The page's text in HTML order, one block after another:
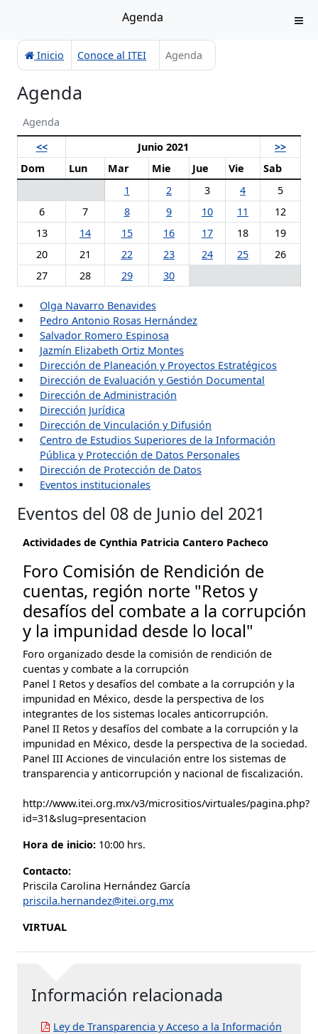
Agenda
Inicio Conoce al ITEI Agenda
Agenda
Agenda
<<
Junio 2021
>>
Dom
Lun Mar Mie Jue Vie
Sab
1
2 3 4
5
6
7 8 9 10 11
12
13
14 15 16 17 18
19
20
21 22 23 24 25
26
27
28 29 30
Olga Navarro Benavides
Pedro Antonio Rosas Hernández
Salvador Romero Espinosa
Jazmín Elizabeth Ortiz Montes
Dirección de Planeación y Proyectos Estratégicos
Dirección de Evaluación y Gestión Documental
Dirección de Administración
Dirección Jurídica
Dirección de Vinculación y Difusión
Centro de Estudios Superiores de la Información
Pública y Protección de Datos Personales
Dirección de Protección de Datos
Eventos institucionales
Eventos del 08 de Junio del 2021
Actividades de Cynthia Patricia Cantero Pacheco
Foro Comisión de Rendición de
cuentas, región norte "Retos y
desafíos del combate a la corrupción
y la impunidad desde lo local"
Foro organizado desde la comisión de rendición de
cuentas y combate a la corrupción
Panel I Retos y desafíos del combate a la corrupción y la
impunidad en México, desde la perspectiva de los
integrantes de los sistemas locales anticorrupción.
Panel II Retos y desafíos del combate a la corrupción y la
impunidad en México, desde la perspectiva de la sociedad.
Panel III Acciones de vinculación entre los sistemas de
transparencia y anticorrupción y nacional de fiscalización.
http://www.itei.org.mx/v3/micrositios/virtuales/pagina.php?
id=31&slug=presentacion
Hora de inicio: 10:00 hrs.
Contacto:
Priscila Carolina Hernández García
priscila.hernandez@itei.org.mx
VIRTUAL
Información relacionada
Ley de Transparencia y Acceso a la Información